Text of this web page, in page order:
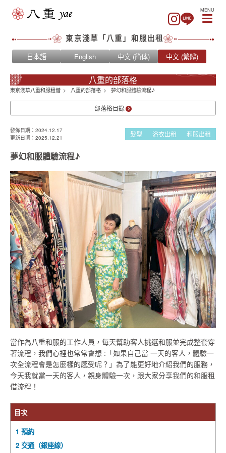
東京淺草「八重」和服出租
日本語 English 中文 (简体) 中文 (繁體)
MENU
八重的部落格
東京淺草八重和服租借 八重的部落格 夢幻和服體驗流程♪
部落格目錄
發佈日期：2024.12.17
更新日期：2025.12.21
髮型 浴衣出租 和服出租
夢幻和服體驗流程♪
當作為八重和服的工作人員，每天幫助客人挑選和服並完成整套穿
著流程，我們心裡也常常會想 :「如果自己當 一天的客人，體驗一
次全流程會是怎麼樣的感受呢？」為了能更好地介紹我們的服務，
今天我就當一天的客人，親身體驗一次，跟大家分享我們的和服租
借流程！
目次
1 預約
2 交通（銀座線）